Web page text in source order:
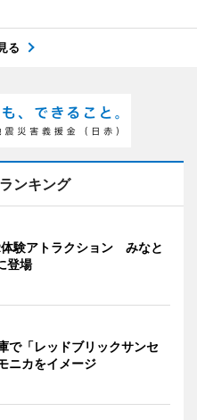
る
ンキング
験アトラクション みなと
登場
で「レッドブリックサンセ
ニカをイメージ